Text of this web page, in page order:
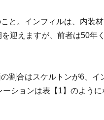
と。インフィルは、内装
迎えますが、前者は50年
割合はスケルトンが6、イ
ションは表【1】のように